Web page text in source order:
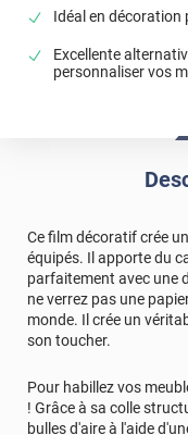
Idéal en décoration
Excellente
personnaliser vos
Ce film décoratif crée un
équipés. Il apporte du
parfaitement avec une
ne verrez pas une
monde. Il crée un
son toucher.
Pour habillez vos
! Grâce à sa colle
bulles d'aire à l'aide